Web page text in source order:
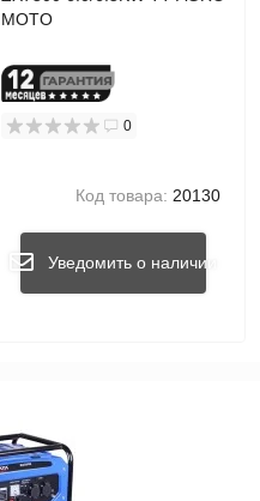
MOTO
0
Код товара: 20130
Уведомить о наличии